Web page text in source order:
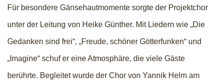
Für besondere Gänsehautmomente sorgte der Projektchor
unter der Leitung von Heike Günther. Mit Liedern wie „Die
Gedanken sind frei“, „Freude, schöner Götterfunken“ und
„Imagine“ schuf er eine Atmosphäre, die viele Gäste
berührte. Begleitet wurde der Chor von Yannik Helm am